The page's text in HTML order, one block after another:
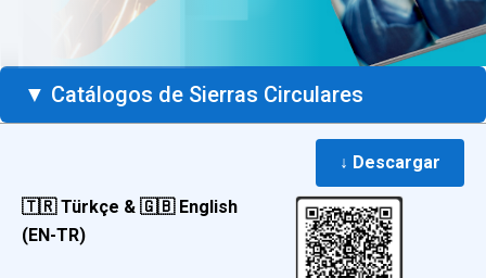
▼ Catálogos de Sierras Circulares
🇹🇷 Türkçe & 🇬🇧 English
(EN-TR)
↓ Descargar